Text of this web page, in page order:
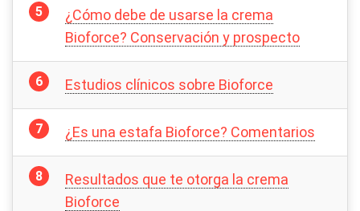
¿Cómo debe de usarse la crema
Bioforce? Conservación y prospecto
Estudios clínicos sobre Bioforce
¿Es una estafa Bioforce? Comentarios
Resultados que te otorga la crema
Bioforce